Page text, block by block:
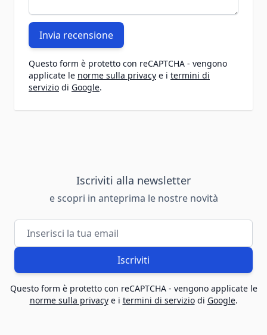
Invia recensione
Questo form è protetto con reCAPTCHA - vengono
applicate le norme sulla privacy e i termini di
servizio di Google.
Iscriviti alla newsletter
e scopri in anteprima le nostre novità
Indirizzo email
Iscriviti
Questo form è protetto con reCAPTCHA - vengono applicate le
norme sulla privacye i termini di serviziodi Google.